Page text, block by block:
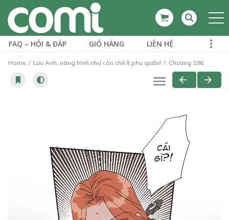
FAQ – HỎI & ĐÁP GIỎ HÀNG LIÊN HỆ
Home Lưu Anh, nàng hình như còn chê ít phu quân! Chương 196